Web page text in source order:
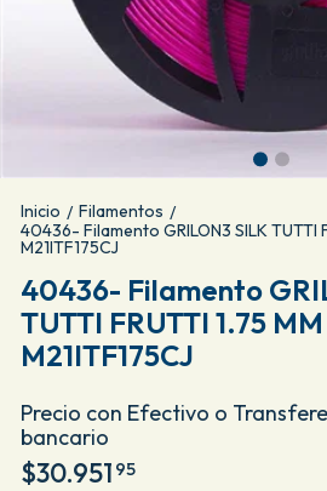
Inicio / Filamentos /
40436- Filamento GRILON3 SILK TUTTI
M21ITF175CJ
40436- Filamento
TUTTI FRUTTI 1.75 MM
M21ITF175CJ
Precio con Efectivo o
bancario
$30.951 95